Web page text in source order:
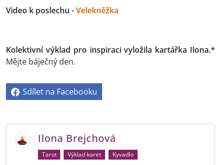
Video k poslechu -Velekněžka
Kolektivní výklad pro inspiraci vyložila kartářka Ilona.*
Mějte báječný den.
Sdílet na Facebooku
Ilona Brejchová
Tarot Výklad karet Kyvadlo